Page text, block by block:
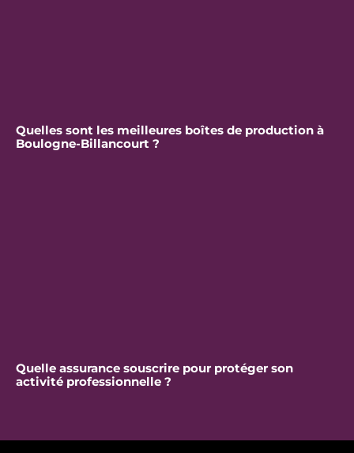
Quelles sont les meilleures boîtes de production à
Boulogne-Billancourt ?
Quelle assurance souscrire pour protéger son
activité professionnelle ?